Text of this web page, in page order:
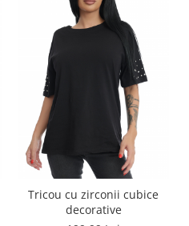
Tricou cu zirconii cubice
decorative